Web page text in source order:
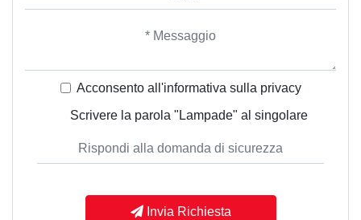
Acconsento all'informativa sulla privacy
Scrivere la parola "Lampade" al singolare
Invia Richiesta